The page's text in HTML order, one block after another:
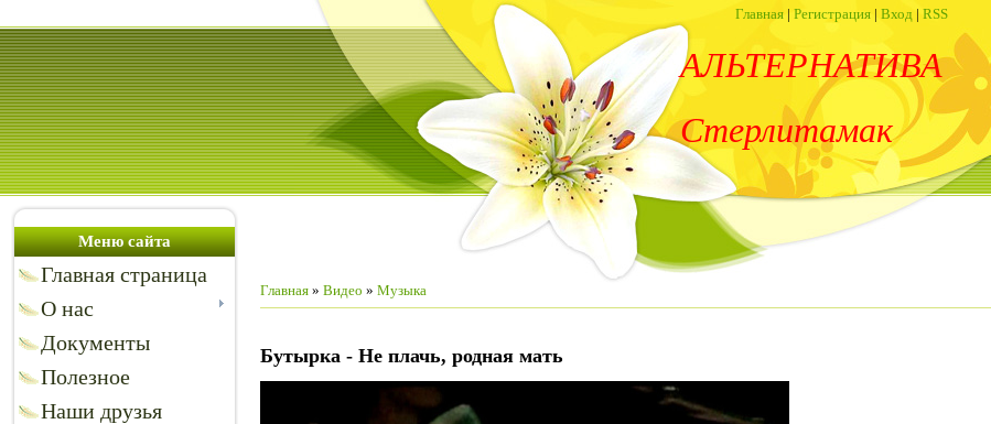
Главная | Регистрация | Вход | RSS
АЛЬТЕРНАТИВА
Стерлитамак
Меню сайта
Главная страница
О нас
Документы
Полезное
Наши друзья
Главная » Видео » Музыка
Бутырка - Не плачь, родная мать